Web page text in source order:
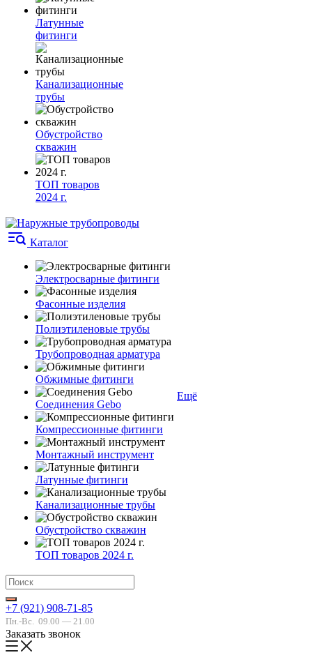
Латунные
фитинги
Канализационные
трубы
Обустройство
скважин
ТОП товаров
2024 г.
Каталог
Электросварные фитинги
Фасонные изделия
Полиэтиленовые трубы
Трубопроводная арматура
Обжимные фитинги
Соединения Gebo
Компрессионные фитинги
Монтажный инструмент
Латунные фитинги
Канализационные трубы
Обустройство скважин
ТОП товаров 2024 г.
Ещё
+7 (921) 908-71-85
Пн.-Вс. 09.00 — 21.00
Заказать звонок